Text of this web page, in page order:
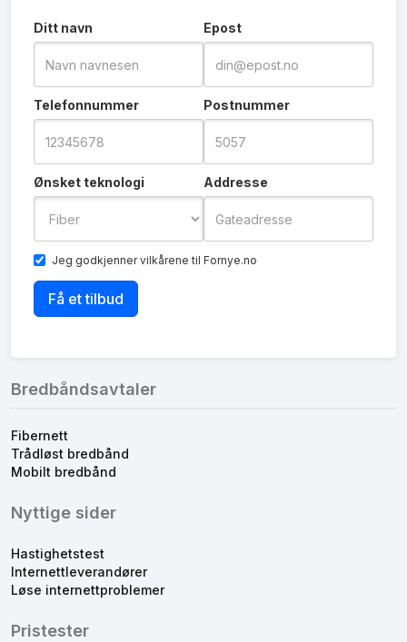
Ditt navn Epost
Telefonnummer Postnummer
Ønsket teknologi Addresse
Jeg godkjennervilkårene til Fornye.no
Bredbåndsavtaler
Fibernett
Trådløst bredbånd
Mobilt bredbånd
Nyttige sider
Hastighetstest
Internettleverandører
Løse internettproblemer
Pristester